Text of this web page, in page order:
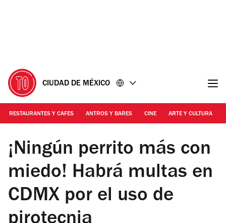
CIUDAD DE MÉXICO
RESTAURANTES Y CAFES ANTROS Y BARES CINE ARTE Y CULTURA
Foto: Cortesía Unsplash
¡Ningún perrito más con
miedo! Habrá multas en
CDMX por el uso de